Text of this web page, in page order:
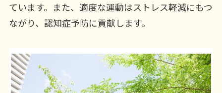
ています。また、適度な運動はストレス軽減にもつ
ながり、認知症予防に貢献します。